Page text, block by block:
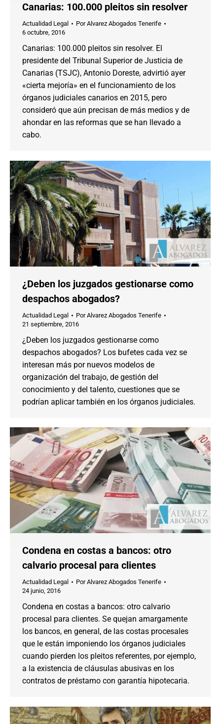
Canarias: 100.000 pleitos sin resolver
Actualidad Legal PorAlvarez Abogados Tenerife
6 octubre, 2016
Canarias: 100.000 pleitos sin resolver. El
presidente del Tribunal Superior de Justicia de
Canarias (TSJC), Antonio Doreste, advirtió ayer
«cierta mejoría» en el funcionamiento de los
órganos judiciales canarios en 2015, pero
consideró que aún precisan de más medios y de
ahondar en las reformas que se han llevado a
cabo.
¿Deben los juzgados gestionarse como
despachos abogados?
Actualidad Legal PorAlvarez Abogados Tenerife
21 septiembre, 2016
¿Deben los juzgados gestionarse como
despachos abogados? Los bufetes cada vez se
interesan más por nuevos modelos de
organización del trabajo, de gestión del
conocimiento y del talento, cuestiones que se
podrían aplicar también en los órganos judiciales.
Condena en costas a bancos: otro
calvario procesal para clientes
Actualidad Legal PorAlvarez Abogados Tenerife
24 junio, 2016
Condena en costas a bancos: otro calvario
procesal para clientes. Se quejan amargamente
los bancos, en general, de las costas procesales
que le están imponiendo los órganos judiciales
cuando pierden los pleitos referentes, por ejemplo,
a la existencia de cláusulas abusivas en los
contratos de préstamo con garantía hipotecaria.